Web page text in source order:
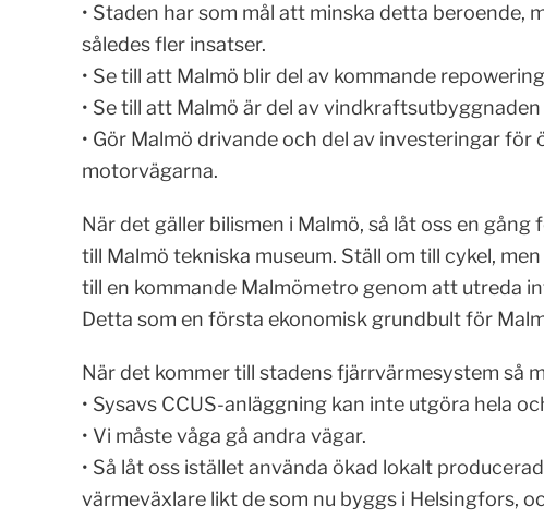
• Staden har som mål att minska detta beroende,
således fler insatser.
• Se till att Malmö blir del av kommande
• Se till att Malmö är del av vindkraftsutbyggnaden
• Gör Malmö drivande och del av investeringar för
motorvägarna.
När det gäller bilismen i Malmö, så låt oss en
till Malmö tekniska museum. Ställ om till cykel,
till en kommande Malmömetro genom att utreda
Detta som en första ekonomisk grundbult för
När det kommer till stadens fjärrvärmesystem så
• Sysavs CCUS-anläggning kan inte utgöra hela
• Vi måste våga gå andra vägar.
• Så låt oss istället använda ökad lokalt
värmeväxlare likt de som nu byggs i Helsingfors,